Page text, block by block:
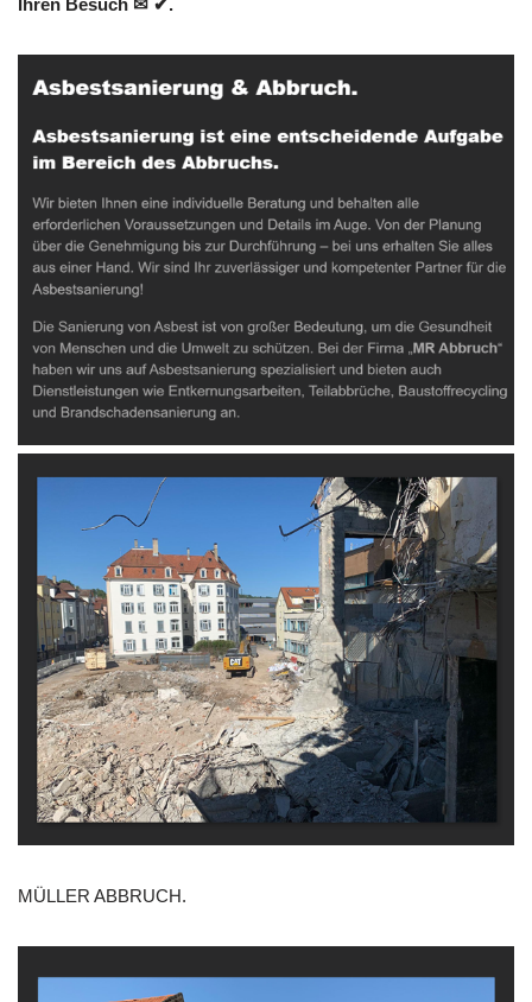
MÜLLER ABBRUCH.